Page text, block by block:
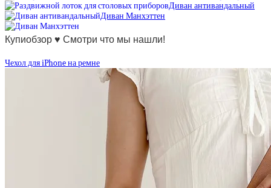
Диван антивандальный
Диван Манхэттен
Купиобзор ♥ Смотри что мы нашли!
Чехол для iPhone на ремне